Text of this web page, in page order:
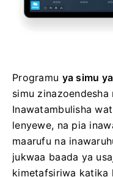
Programu ya simu
simu
Inawatambulisha
lenyewe, na pia
maarufu na
jukwaa baada ya
kimetafsiriwa katika